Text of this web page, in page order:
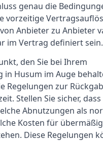
genau die
vorzeitige
Anbieter zu Anbieter
im Vertrag definiert sein.
den Sie bei Ihrem
in Husum im Auge
Regelungen zur
Stellen Sie sicher,
Abnutzungen als
Kosten für
Diese Regelungen